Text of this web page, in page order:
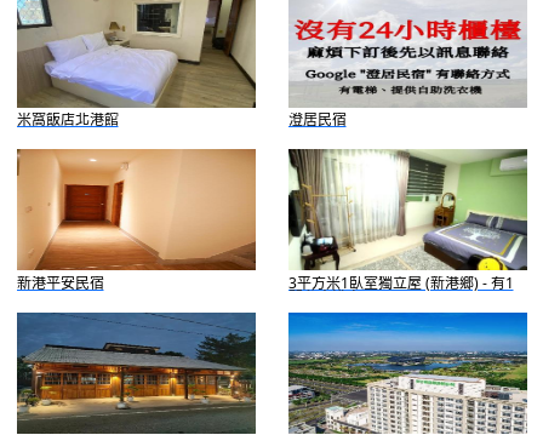
米窩飯店北港館 澄居民宿
新港平安民宿 3平方米1臥室獨立屋 (新港鄉) - 有1
間私人浴室